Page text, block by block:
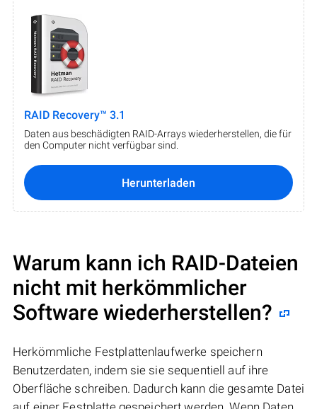
RAID Recovery™ 3.1
Daten aus beschädigten RAID-Arrays wiederherstellen, die für
den Computer nicht verfügbar sind.
Herunterladen
Warum kann ich RAID-Dateien
nicht mit herkömmlicher
Software wiederherstellen?
Herkömmliche Festplattenlaufwerke speichern
Benutzerdaten, indem sie sie sequentiell auf ihre
Oberfläche schreiben. Dadurch kann die gesamte Datei